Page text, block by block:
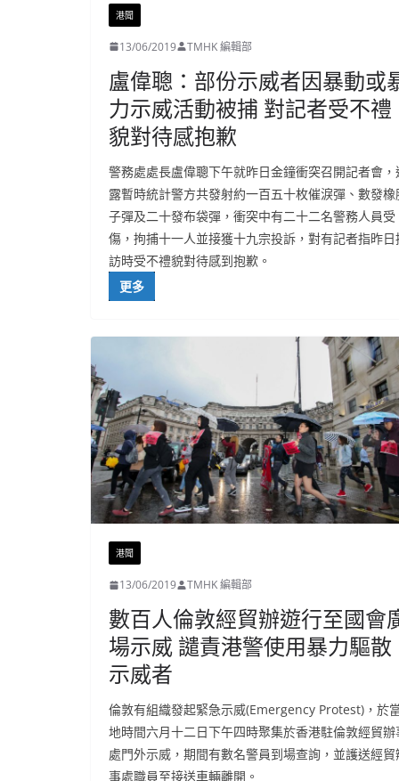
港聞
13/06/2019 TMHK 編輯部
盧偉聰：部份示威者因暴動或
力示威活動被捕 對記者受不禮
貌對待感抱歉
警務處處長盧偉聰下午就昨日金鐘衝突召開記者會，
露暫時統計警方共發射約一百五十枚催淚彈、數發橡
子彈及二十發布袋彈，衝突中有二十二名警務人員受
傷，拘捕十一人並接獲十九宗投訴，對有記者指昨日
訪時受不禮貌對待感到抱歉。
更多
港聞
13/06/2019 TMHK 編輯部
數百人倫敦經貿辦遊行至國會
場示威 譴責港警使用暴力驅散
示威者
倫敦有組織發起緊急示威(Emergency Protest)，於
地時間六月十二日下午四時聚集於香港駐倫敦經貿辦
處門外示威，期間有數名警員到場查詢，並護送經貿
事處職員至接送車輛離開。